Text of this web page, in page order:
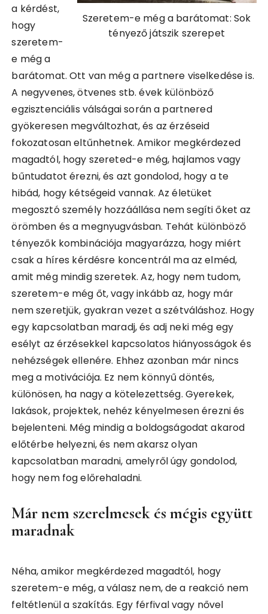
Szeretem-e még a barátomat: Sok
tényező játszik szerepet
a kérdést,
hogy
szeretem-
e még a
barátomat. Ott van még a partnere viselkedése is.
A negyvenes, ötvenes stb. évek különböző
egzisztenciális válságai során a partnered
gyökeresen megváltozhat, és az érzéseid
fokozatosan eltűnhetnek. Amikor megkérdezed
magadtól, hogy szereted-e még, hajlamos vagy
bűntudatot érezni, és azt gondolod, hogy a te
hibád, hogy kétségeid vannak. Az életüket
megosztó személy hozzáállása nem segíti őket az
örömben és a megnyugvásban. Tehát különböző
tényezők kombinációja magyarázza, hogy miért
csak a híres kérdésre koncentrál ma az elméd,
amit még mindig szeretek. Az, hogy nem tudom,
szeretem-e még őt, vagy inkább az, hogy már
nem szeretjük, gyakran vezet a szétváláshoz. Hogy
egy kapcsolatban maradj, és adj neki még egy
esélyt az érzésekkel kapcsolatos hiányosságok és
nehézségek ellenére. Ehhez azonban már nincs
meg a motivációja. Ez nem könnyű döntés,
különösen, ha nagy a kötelezettség. Gyerekek,
lakások, projektek, nehéz kényelmesen érezni és
bejelenteni. Még mindig a boldogságodat akarod
előtérbe helyezni, és nem akarsz olyan
kapcsolatban maradni, amelyről úgy gondolod,
hogy nem fog előrehaladni.
Már nem szerelmesek és mégis együtt
maradnak
Néha, amikor megkérdezed magadtól, hogy
szeretem-e még, a válasz nem, de a reakció nem
feltétlenül a szakítás. Egy férfival vagy nővel